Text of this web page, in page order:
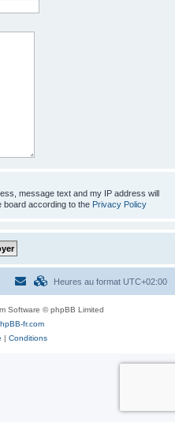
message text and my IP address will
board according to the Privacy Policy
Heures au format UTC+02:00
Software © phpBB Limited
fr.com
| Conditions